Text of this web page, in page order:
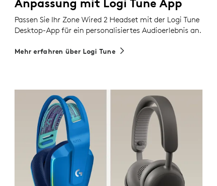
Anpassung mit Logi Tune App
Passen Sie Ihr Zone Wired 2 Headset mit der Logi Tune
Desktop-App für ein personalisiertes Audioerlebnis an.
Mehr erfahren über Logi Tune